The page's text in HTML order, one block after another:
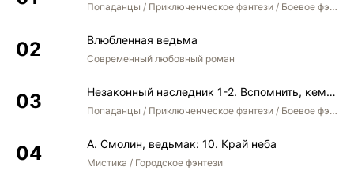
Попаданцы / Приключенческое фэнтези / Боевое фэнтези
Влюбленная ведьма
Современный любовный роман
Незаконный наследник 1-2. Вспомнить, кем был. Стать собой. Остаться собой
Попаданцы / Приключенческое фэнтези / Боевое фэнтези / Юмористическое фэнтези
А. Смолин, ведьмак: 10. Край неба
Мистика / Городское фэнтези